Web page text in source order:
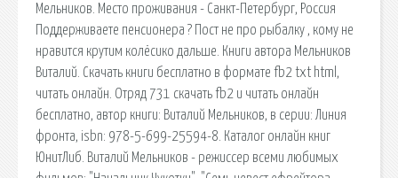
Мельников. Место проживания - Санкт-Петербург, Россия
Поддерживаете пенсионера ? Пост не про рыбалку , кому не
нравится крутим колёсико дальше. Книги автора Мельников
Виталий. Скачать книги бесплатно в формате fb2 txt html,
читать онлайн. Отряд 731 скачать fb2 и читать онлайн
бесплатно, автор книги: Виталий Мельников, в серии: Линия
фронта, isbn: 978-5-699-25594-8. Каталог онлайн книг
ЮнитЛиб. Виталий Мельников - режиссер всеми любимых